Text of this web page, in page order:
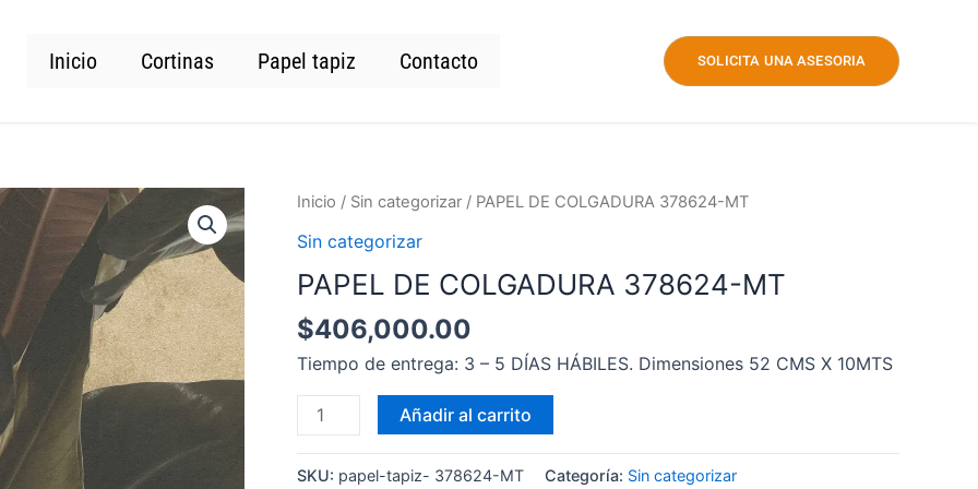
Inicio Cortinas Papel tapiz Contacto SOLICITA UNA ASESORIA
Inicio / Sin categorizar / PAPEL DE COLGADURA 378624-MT
Sin categorizar
PAPEL DE COLGADURA 378624-MT
$406,000.00
Tiempo de entrega: 3 – 5 DÍAS HÁBILES. Dimensiones 52 CMS X 10MTS
PAPEL
DE
COLGADURA
378624-
MT
cantidad
Añadir al carrito
SKU: papel-tapiz- 378624-MT Categoría: Sin categorizar